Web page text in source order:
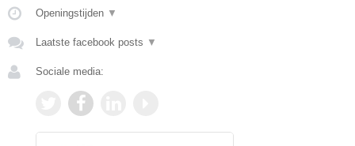
Openingstijden ▼
Laatste facebook posts ▼
Sociale media: